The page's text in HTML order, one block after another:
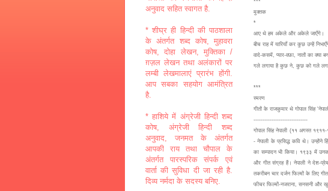
मुक्तक
*
आए थे हम अकेले और अकेले जाएँगे।
बीच राह में यारियाँ कर कुछ उन्हें
वादे-कसमें, प्यार-वफ़ा, नातों का क्या
गले लगाया है कुछ ने, कुछ को गले
***
स्मरण
गीतों के राजकुमार थे गोपाल सिंह
------------------------------
गोपाल सिंह नेपाली (११ अगस्त
- नेपाली के प्रसिद्ध कवि थे। उन्होंने
का सम्पादन भी किया। १९३३ में उनका
और गीत संग्रह हैं। नेपाली ने देश-
तकरीबन चार दर्जन फिल्मों के लिए गीत
फीचर फिल्मों-नजराना, सनसनी और
अनुवाद सहित स्वागत है.
* शीघ्र ही हिन्दी की पाठशाला
के अंतर्गत शब्द कोष, मुहावरा
कोष, दोहा लेखन, मुक्तिका /
ग़ज़ल लेखन तथा अलंकारों पर
लम्बी लेखमालाएं प्रारंभ होंगी.
आप सबका सहयोग आमंत्रित
है.
* हाशिये में अंग्रेजी हिन्दी शब्द
कोष, अंग्रेजी हिन्दी शब्द
अनुवाद, जनमत के अंतर्गत
आपकी राय तथा चौपाल के
अंतर्गत पारस्परिक संपर्क एवं
वार्ता की सुविधा दी जा रही है.
दिव्य नर्मदा के सदस्य बनिए.